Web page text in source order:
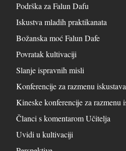
Podrška za Falun Dafu
Iskustva mladih praktikanata
Božanska moć Falun Dafe
Povratak kultivaciji
Slanje ispravnih misli
Konferencije za razmenu iskustava
Kineske konferencije za razmenu
Članci s komentarom Učitelja
Uvidi u kultivaciji